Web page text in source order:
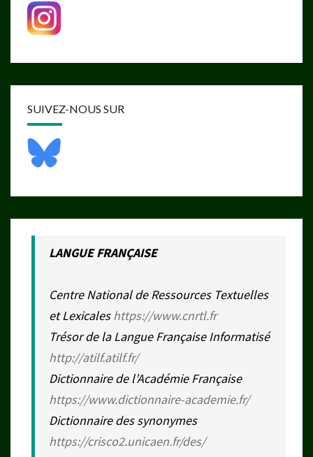
SUIVEZ-NOUS SUR
LANGUE FRANÇAISE
Centre National de Ressources Textuelles
et Lexicaleshttps://www.cnrtl.fr
Trésor de la Langue Française Informatisé
http://atilf.atilf.fr/
Dictionnaire de l’Académie Française
https://www.dictionnaire-academie.fr/
Dictionnaire des synonymes
https://crisco2.unicaen.fr/des/